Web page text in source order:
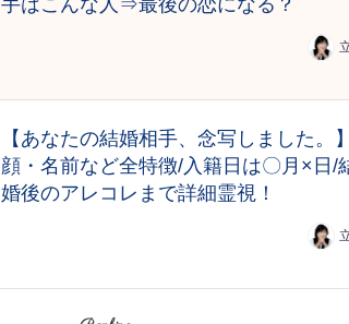
【あなたの結婚相手、念写しました。】
顔・名前など全特徴/入籍日は〇月×日/
婚後のアレコレまで詳細霊視！